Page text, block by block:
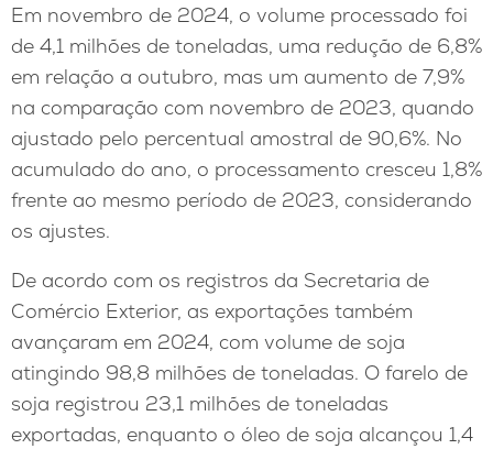
Em novembro de 2024, o volume processado foi
de 4,1 milhões de toneladas, uma redução de 6,8%
em relação a outubro, mas um aumento de 7,9%
na comparação com novembro de 2023, quando
ajustado pelo percentual amostral de 90,6%. No
acumulado do ano, o processamento cresceu 1,8%
frente ao mesmo período de 2023, considerando
os ajustes.
De acordo com os registros da Secretaria de
Comércio Exterior, as exportações também
avançaram em 2024, com volume de soja
atingindo 98,8 milhões de toneladas. O farelo de
soja registrou 23,1 milhões de toneladas
exportadas, enquanto o óleo de soja alcançou 1,4